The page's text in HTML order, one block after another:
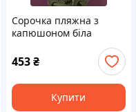
Сорочка пляжна з
капюшоном біла
батиста для хлопчика
(116-112)
453₴
Купити